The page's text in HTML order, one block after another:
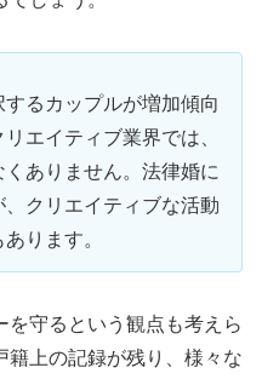
るカップルが増加傾向
エイティブ業界では、
ありません。法律婚に
クリエイティブな活動
ります。
を守るという観点も考えら
籍上の記録が残り、様々な